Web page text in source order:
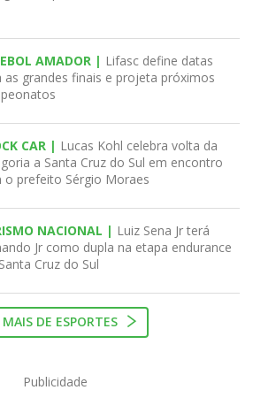
AMADOR | Lifasc define datas
as grandes finais e projeta próximos
CAR | Lucas Kohl celebra volta da
a Santa Cruz do Sul em encontro
o prefeito Sérgio Moraes
NACIONAL | Luiz Sena Jr terá
Jr como dupla na etapa endurance
Cruz do Sul
MAIS DE ESPORTES
Publicidade